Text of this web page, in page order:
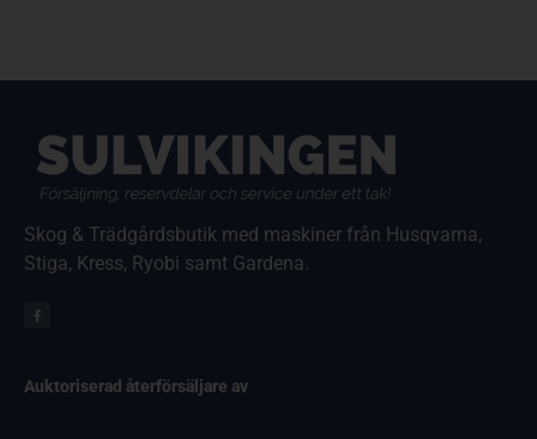
Skog & Trädgårdsbutik med maskiner från Husqvarna,
Stiga, Kress, Ryobi samt Gardena.
Auktoriserad återförsäljare av